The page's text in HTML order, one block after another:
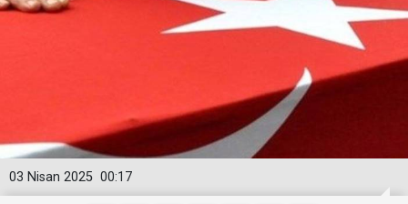
00:17
03 Nisan 2025